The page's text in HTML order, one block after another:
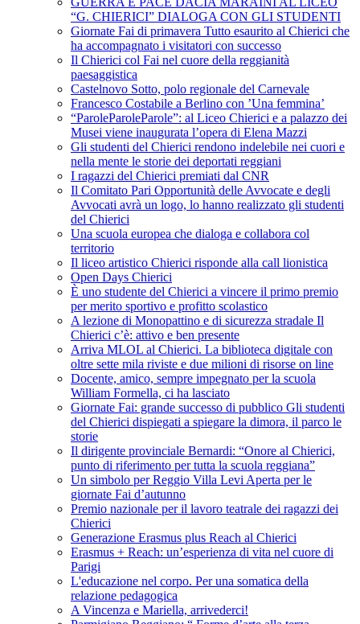
“G. CHIERICI” DIALOGA CON GLI STUDENTI
Giornate Fai di primavera Tutto esaurito al Chierici che
ha accompagnato i visitatori con successo
Il Chierici col Fai nel cuore della reggianità
paesaggistica
Castelnovo Sotto, polo regionale del Carnevale
Francesco Costabile a Berlino con ’Una femmina’
“ParoleParoleParole”: al Liceo Chierici e a palazzo dei
Musei viene inaugurata l’opera di Elena Mazzi
Gli studenti del Chierici rendono indelebile nei cuori e
nella mente le storie dei deportati reggiani
I ragazzi del Chierici premiati dal CNR
Il Comitato Pari Opportunità delle Avvocate e degli
Avvocati avrà un logo, lo hanno realizzato gli studenti
del Chierici
Una scuola europea che dialoga e collabora col
territorio
Il liceo artistico Chierici risponde alla call lionistica
Open Days Chierici
È uno studente del Chierici a vincere il primo premio
per merito sportivo e profitto scolastico
A lezione di Monopattino e di sicurezza stradale Il
Chierici c’è: attivo e ben presente
Arriva MLOL al Chierici. La biblioteca digitale con
oltre sette mila riviste e due milioni di risorse on line
Docente, amico, sempre impegnato per la scuola
William Formella, ci ha lasciato
Giornate Fai: grande successo di pubblico Gli studenti
del Chierici dispiegati a spiegare la dimora, il parco le
storie
Il dirigente provinciale Bernardi: “Onore al Chierici,
punto di riferimento per tutta la scuola reggiana”
Un simbolo per Reggio Villa Levi Aperta per le
giornate Fai d’autunno
Premio nazionale per il lavoro teatrale dei ragazzi dei
Chierici
Generazione Erasmus plus Reach al Chierici
Erasmus + Reach: un’esperienza di vita nel cuore di
Parigi
L'educazione nel corpo. Per una somatica della
relazione pedagogica
A Vincenza e Mariella, arrivederci!